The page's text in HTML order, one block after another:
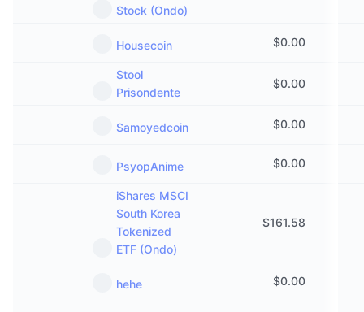
Stock (Ondo)
Housecoin $0.00
Stool
Prisondente
$0.00
Samoyedcoin $0.00
PsyopAnime $0.00
iShares MSCI
South Korea
Tokenized
ETF (Ondo)
$161.58
hehe $0.00